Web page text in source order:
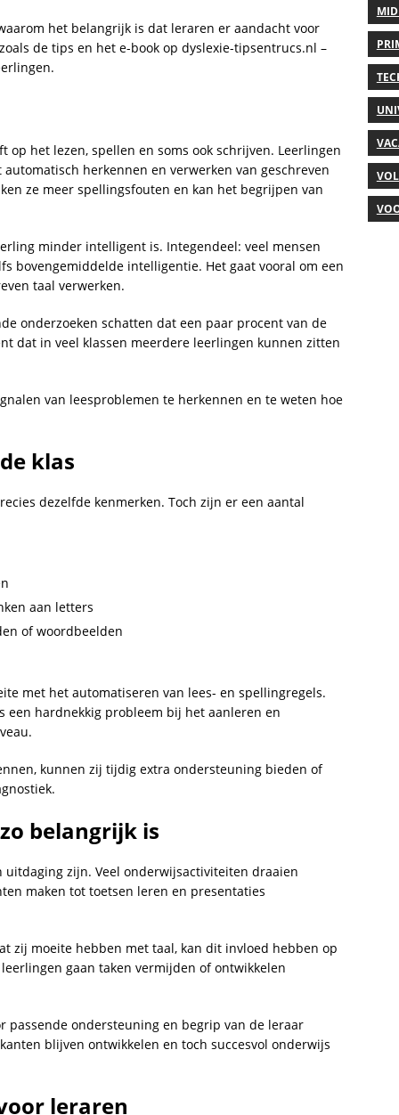
het belangrijk is dat leraren er aandacht voor
de tips en het e-book op dyslexie-tipsentrucs.nl –
op het lezen, spellen en soms ook schrijven. Leerlingen
herkennen en verwerken van geschreven
ze meer spellingsfouten en kan het begrijpen van
minder intelligent is. Integendeel: veel mensen
bovengemiddelde intelligentie. Het gaat vooral om een
taal verwerken.
onderzoeken schatten dat een paar procent van de
dat in veel klassen meerdere leerlingen kunnen zitten
van leesproblemen te herkennen en te weten hoe
klas
dezelfde kenmerken. Toch zijn er een aantal
aan letters
of woordbeelden
met het automatiseren van lees- en spellingregels.
een hardnekkig probleem bij het aanleren en
kunnen zij tijdig extra ondersteuning bieden of
belangrijk is
uitdaging zijn. Veel onderwijsactiviteiten draaien
maken tot toetsen leren en presentaties
zij moeite hebben met taal, kan dit invloed hebben op
gaan taken vermijden of ontwikkelen
passende ondersteuning en begrip van de leraar
blijven ontwikkelen en toch succesvol onderwijs
leraren